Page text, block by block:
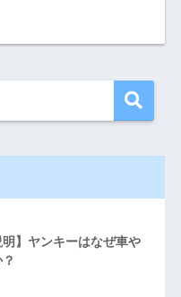
明】ヤンキーはなぜ車や